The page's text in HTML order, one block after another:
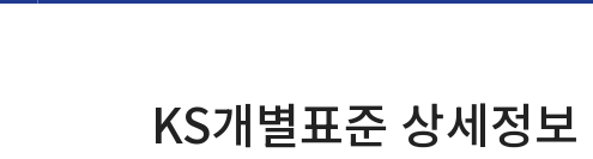
KS개별표준 상세정보